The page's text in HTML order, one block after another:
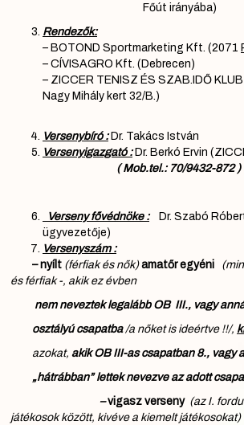
Főút irányába)
Rendezők:
– BOTOND Sportmarketing Kft. (2071
– CÍVISAGRO Kft. (Debrecen)
– ZICCER TENISZ ÉS SZAB.IDŐ
Nagy Mihály kert 32/B.)
Versenybíró :Dr. Takács István
Versenyigazgató :Dr. Berkó Ervin
( Mob.tel.: 70/9432-872 )
Verseny fővédnöke :Dr. Szabó
ügyvezetője)
Versenyszám :
– nyílt (férfiak és nők)amatőr egyéni
és férfiak -, akikez évben
nem neveztek legalább OB III., vagy
osztályú csapatba/a nőket is ideértve !!/,
azokat, akik OB III-as csapatban 8., vagy
„hátrábban”lettek nevezve az adott
–vigasz verseny (az I.
játékosok között, kivéve a kiemelt játékosokat)